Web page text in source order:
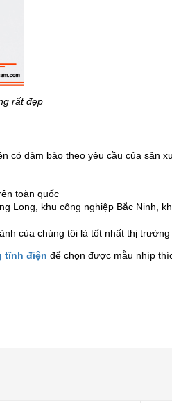
rất đẹp
có đảm bảo theo yêu cầu của sản
toàn quốc
Long, khu công nghiệp Bắc Ninh,
của chúng tôi là tốt nhất thị trường
tĩnh điện để chọn được mẫu nhíp